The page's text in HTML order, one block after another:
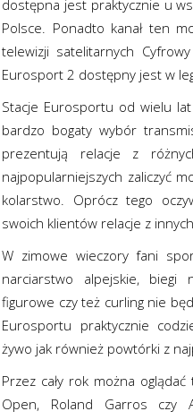
dostępna jest praktycznie u
Polsce. Ponadto kanał ten
telewizji satelitarnych
Eurosport 2 dostępny jest w
Stacje Eurosportu od wielu
bardzo bogaty wybór
prezentują relacje z
najpopularniejszych zaliczyć
kolarstwo. Oprócz tego
swoich klientów relacje z
W zimowe wieczory fani
narciarstwo alpejskie, biegi
figurowe czy też curling nie
Eurosportu praktycznie
żywo jak również powtórki z
Przez cały rok można
Open, Roland Garros czy